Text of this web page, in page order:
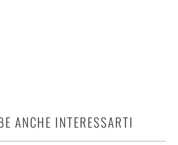
ANCHE INTERESSARTI